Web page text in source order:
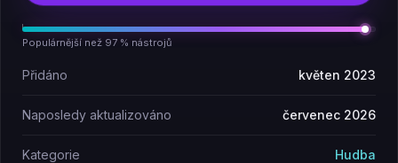
Populárnější než 97 % nástrojů
Přidáno květen 2023
Naposledy aktualizováno červenec 2026
Kategorie Hudba